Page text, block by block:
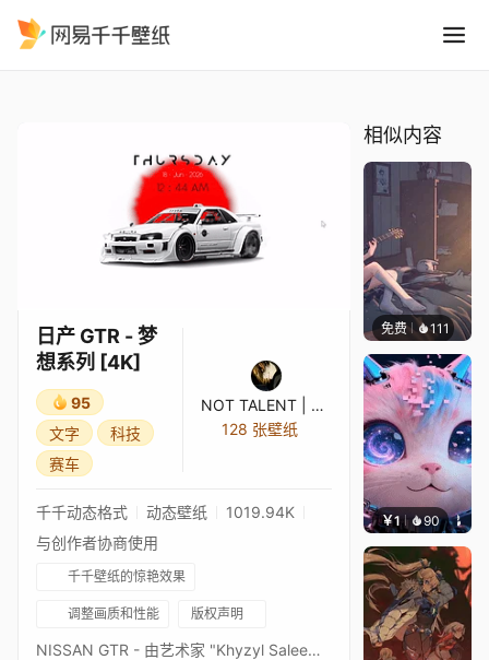
日产 GTR - 梦
想系列 [4K]
95
文字
科技
赛车
NOT TALENT | KirA
128 张壁纸
千千动态格式 动态壁纸
1019.94K
与创作者协商使用
千千壁纸的惊艳效果
调整画质和性能 版权声明
NISSAN GTR - 由艺术家 "Khyzyl Saleem" 渲染 系列的第一张 ;) 请欣赏！ -------------------------------------------------- 现附带西班牙语 (Español) 和英语的日期、星期和时钟 -------------------------------------------------- [www.paypal.com] [discord.gg]
相似内容
免费 111
￥1 90 叮叮